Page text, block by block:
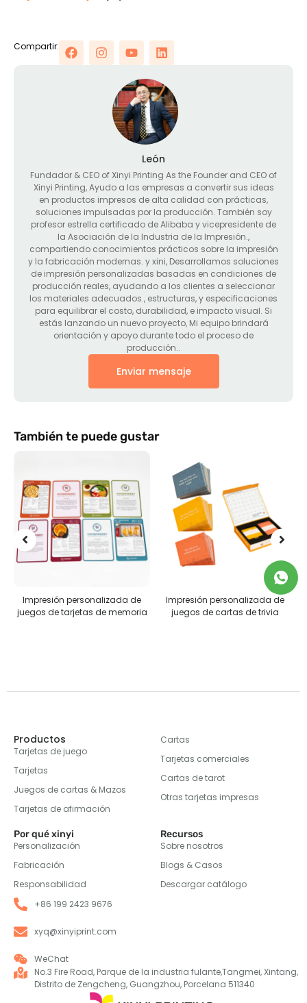
Compartir:
León
Fundador & CEO of Xinyi Printing As the Founder and CEO of
Xinyi Printing, Ayudo a las empresas a convertir sus ideas
en productos impresos de alta calidad con prácticas,
soluciones impulsadas por la producción. También soy
profesor estrella certificado de Alibaba y vicepresidente de
la Asociación de la Industria de la Impresión.,
compartiendo conocimientos prácticos sobre la impresión
y la fabricación modernas. y xini, Desarrollamos soluciones
de impresión personalizadas basadas en condiciones de
producción reales, ayudando a los clientes a seleccionar
los materiales adecuados., estructuras, y especificaciones
para equilibrar el costo, durabilidad, e impacto visual. Si
estás lanzando un nuevo proyecto, Mi equipo brindará
orientación y apoyo durante todo el proceso de
producción..
Enviar mensaje
También te puede gustar
Impresión personalizada de
juegos de tarjetas de memoria
Impresión personalizada de
juegos de cartas de trivia
Productos
Tarjetas de juego
Tarjetas
Juegos de cartas & Mazos
Tarjetas de afirmación
Cartas
Tarjetas comerciales
Cartas de tarot
Otras tarjetas impresas
Por qué xinyi
Personalización
Fabricación
Responsabilidad
Recursos
Sobre nosotros
Blogs & Casos
Descargar catálogo
+86 199 2423 9676
xyq@xinyiprint.com
WeChat
No.3 Fire Road, Parque de la industria fulante,Tangmei, Xintang,
Distrito de Zengcheng, Guangzhou, Porcelana 511340